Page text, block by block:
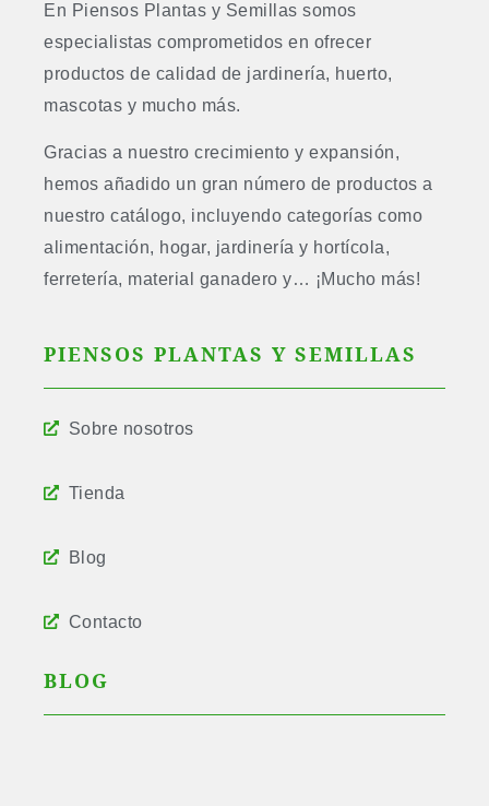
En Piensos Plantas y Semillas somos
especialistas comprometidos en ofrecer
productos de calidad de jardinería, huerto,
mascotas y mucho más.
Gracias a nuestro crecimiento y expansión,
hemos añadido un gran número de productos a
nuestro catálogo, incluyendo categorías como
alimentación, hogar, jardinería y hortícola,
ferretería, material ganadero y… ¡Mucho más!
PIENSOS PLANTAS Y SEMILLAS
Sobre nosotros
Tienda
Blog
Contacto
BLOG